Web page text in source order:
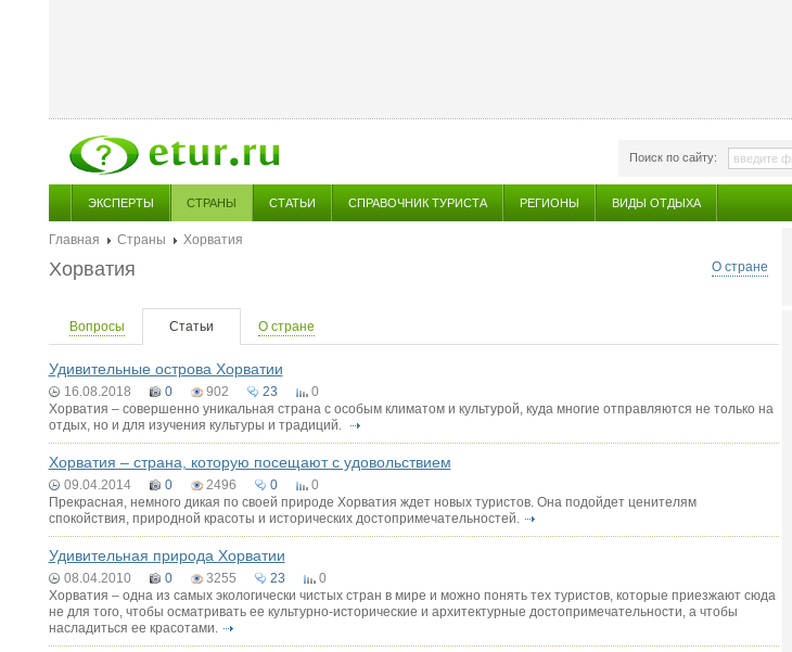
Поиск по сайту:
ЭКСПЕРТЫ СТРАНЫ СТАТЬИ СПРАВОЧНИК ТУРИСТА РЕГИОНЫ ВИДЫ ОТДЫХА
Главная Страны
Хорватия
О стране
Хорватия
Вопросы Статьи О стране
Удивительные острова Хорватии
16.08.2018 0 902 23
0
Хорватия – совершенно уникальная страна с особым климатом и культурой, куда многие отправляются не только на
отдых, но и для изучения культуры и традиций.
Хорватия – страна, которую посещают с удовольствием
09.04.2014 0 2496 0
0
Прекрасная, немного дикая по своей природе Хорватия ждет новых туристов. Она подойдет ценителям
спокойствия, природной красоты и исторических достопримечательностей.
Удивительная природа Хорватии
08.04.2010 0 3255 23
0
Хорватия – одна из самых экологически чистых стран в мире и можно понять тех туристов, которые приезжают сюда
не для того, чтобы осматривать ее культурно-исторические и архитектурные достопримечательности, а чтобы
насладиться ее красотами.